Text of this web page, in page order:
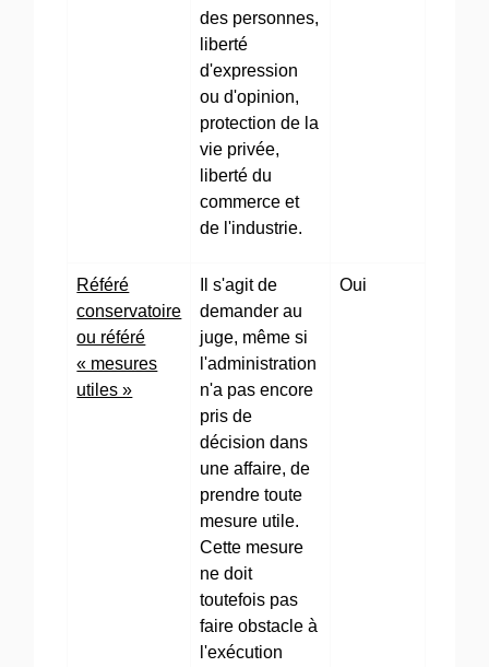
des personnes,
liberté
d'expression
ou d'opinion,
protection de la
vie privée,
liberté du
commerce et
de l'industrie.
Référé
conservatoire
ou référé
« mesures
utiles »
Il s'agit de
demander au
juge, même si
l'administration
n'a pas encore
pris de
décision dans
une affaire, de
prendre toute
mesure utile.
Cette mesure
ne doit
toutefois pas
faire obstacle à
l'exécution
Oui